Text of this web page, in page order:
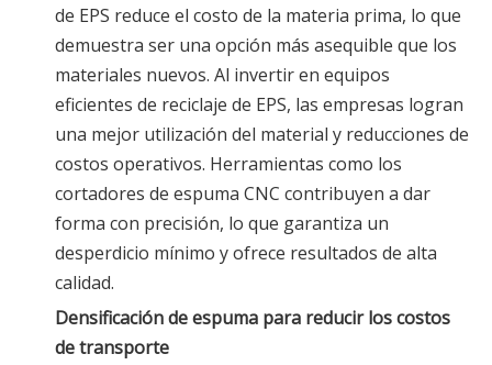
de EPS reduce el costo de la materia prima, lo que
demuestra ser una opción más asequible que los
materiales nuevos. Al invertir en equipos
eficientes de reciclaje de EPS, las empresas logran
una mejor utilización del material y reducciones de
costos operativos. Herramientas como los
cortadores de espuma CNC contribuyen a dar
forma con precisión, lo que garantiza un
desperdicio mínimo y ofrece resultados de alta
calidad.
Densificación de espuma para reducir los costos
de transporte